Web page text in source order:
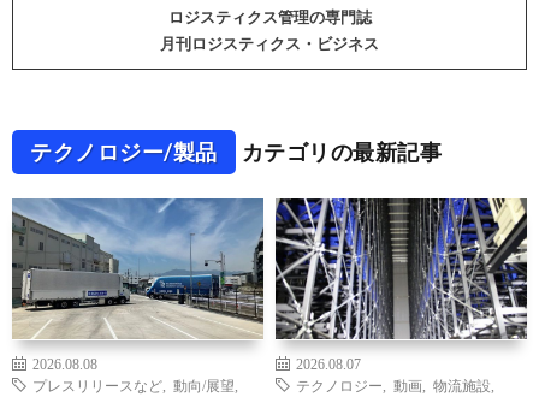
ロジスティクス管理の専門誌
月刊ロジスティクス・ビジネス
テクノロジー/製品 カテゴリの最新記事
2026.08.08
プレスリリースなど
動向/展望
2026.08.07
テクノロジー
動画 物流施設